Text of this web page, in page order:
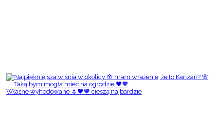
Własne wyhodowane 🌷🖤🧡 cieszą najbardzie